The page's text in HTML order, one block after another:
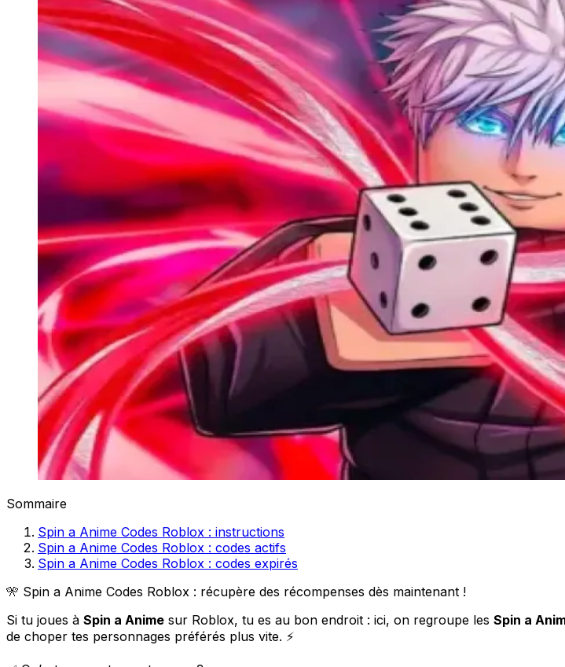
Sommaire
Spin a Anime Codes Roblox : instructions
Spin a Anime Codes Roblox : codes actifs
Spin a Anime Codes Roblox : codes expirés
🎌 Spin a Anime Codes Roblox : récupère des récompenses dès maintenant !
Si tu joues à Spin a Anime sur Roblox, tu es au bon endroit : ici, on regroupe les Spin a
de choper tes personnages préférés plus vite. ⚡